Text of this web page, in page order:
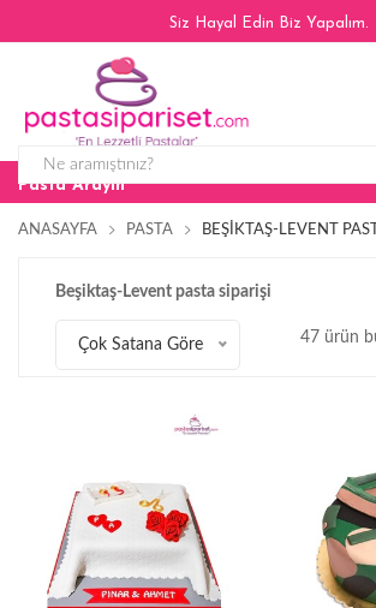
Siz Hayal Edin Biz Yapalım.
Pasta Arayın
ANASAYFA PASTA BEŞIKTAŞ-LEVENT
Beşiktaş-Levent pasta siparişi
Çok Satana Göre 47 ürün